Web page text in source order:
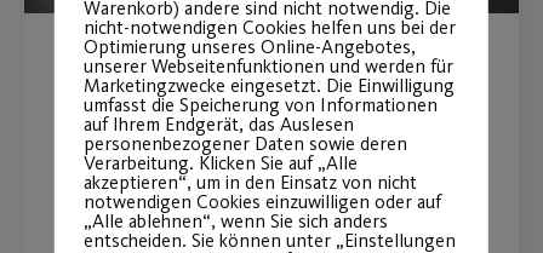
Hallenboccia-Turnier
am Sonntag, 17.11.2024
WEITERLESEN
Warenkorb) andere sind nicht notwendig. Die
nicht-notwendigen Cookies helfen uns bei der
Optimierung unseres Online-Angebotes,
unserer Webseitenfunktionen und werden für
Marketingzwecke eingesetzt. Die Einwilligung
umfasst die Speicherung von Informationen
auf Ihrem Endgerät, das Auslesen
personenbezogener Daten sowie deren
Verarbeitung. Klicken Sie auf „Alle
akzeptieren“, um in den Einsatz von nicht
notwendigen Cookies einzuwilligen oder auf
„Alle ablehnen“, wenn Sie sich anders
entscheiden. Sie können unter „Einstellungen